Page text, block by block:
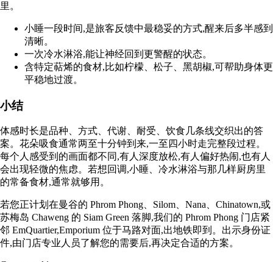
里。
小睡一段时间,是旅客反馈中最稳妥的方式,醒来后多半感到
清晰。
一次冷水淋浴,能让神经回到更警醒的状态。
含特定萜烯的食材,比如柠檬、松子、黑胡椒,可帮助身体更
平稳地过渡。
小结
体感时长是品种、方式、代谢、耐受、饮食几条线交织出的答
案。花朵吸食通常两至十分钟到来,一至四小时走完整段过程。
每个人感受到的画面都不同,有人深度放松,有人偏好热闹,也有人
会出现轻微的焦虑。若想回调,小睡、冷水淋浴与那几样厨房里
的常备食材,通常就够用。
若您正计划在曼谷的 Phrom Phong、Silom、Nana、Chinatown,或
苏梅岛 Chaweng 的 Siam Green 落脚,我们的 Phrom Phong 门店紧
邻 EmQuartier,Emporium 位于马路对面,出地铁即到。出示身份证
件,由门店专业人员了解您的需要后,再决定合适的方案。